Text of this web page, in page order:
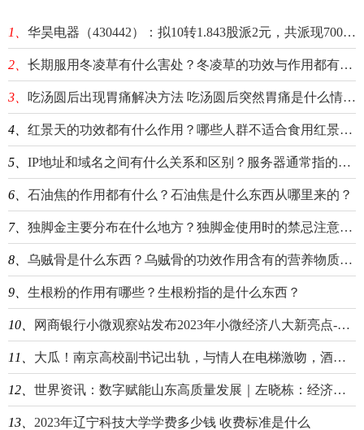
1、 华昊电器（430442）：拟10转1.843股派2元，共派现700万元
2、 长期服用冬凌草有什么害处？冬凌草的功效与作用都有什么？
3、 吃汤圆后出现胃痛解决方法 吃汤圆后突然胃痛是什么情况？
4、 红景天的功效都有什么作用？哪些人群不适合食用红景天？
5、 IP地址和域名之间有什么关系和区别？服务器通常指的是什么东西？
6、 石油焦的作用都有什么？石油焦是什么东西从哪里来的？
7、 独脚金主要分布在什么地方？独脚金使用时的禁忌注意事项有哪些？
8、 乌贼骨是什么东西？乌贼骨的功效作用含有的营养物质有哪些？
9、 生根粉的作用有哪些？生根粉指的是什么东西？
10、 网商银行小微观察站发布2023年小微经济八大新亮点-环球观察
11、 大瓜！南京高校副书记出轨，与情人在电梯激吻，酒店房间待5小时 环球今日讯
12、 世界资讯：数字赋能山东高质量发展｜左晓栋：经济社会发展对信息化的依赖是网络安全保障工作的内生动力
13、 2023年辽宁科技大学学费多少钱 收费标准是什么